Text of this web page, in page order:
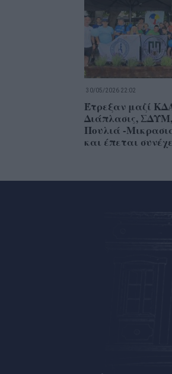
30/05/2026 22:02
Έτρεξαν μαζί
Διάπλασις,
Πουλιά -
και έπεται